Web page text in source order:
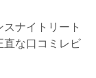
ナイトリート
直な口コミレビ